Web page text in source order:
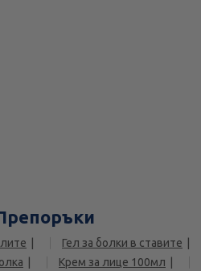
Гел за болки в ставите
Крем за лице 100мл